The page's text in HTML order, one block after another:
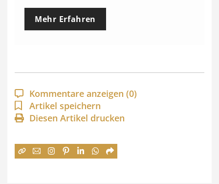
e
p
a
n
n
:
Mehr Erfahren
Kommentare anzeigen (0)
Artikel speichern
Diesen Artikel drucken